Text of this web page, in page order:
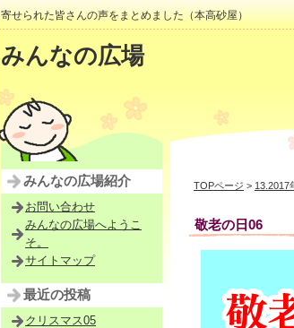
寄せられた皆さんの声をまとめました（本高砂屋）
みんなの広場
TOPページ > 13.2017
敬老の日06
みんなの広場紹介
お問い合わせ
みんなの広場へようこ
そ。
サイトマップ
最近の投稿
クリスマス05